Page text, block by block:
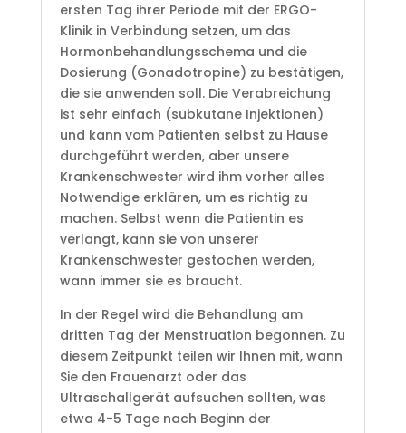
ersten Tag ihrer Periode mit der ERGO-
Klinik in Verbindung setzen, um das
Hormonbehandlungsschema und die
Dosierung (Gonadotropine) zu bestätigen,
die sie anwenden soll. Die Verabreichung
ist sehr einfach (subkutane Injektionen)
und kann vom Patienten selbst zu Hause
durchgeführt werden, aber unsere
Krankenschwester wird ihm vorher alles
Notwendige erklären, um es richtig zu
machen. Selbst wenn die Patientin es
verlangt, kann sie von unserer
Krankenschwester gestochen werden,
wann immer sie es braucht.
In der Regel wird die Behandlung am
dritten Tag der Menstruation begonnen. Zu
diesem Zeitpunkt teilen wir Ihnen mit, wann
Sie den Frauenarzt oder das
Ultraschallgerät aufsuchen sollten, was
etwa 4-5 Tage nach Beginn der